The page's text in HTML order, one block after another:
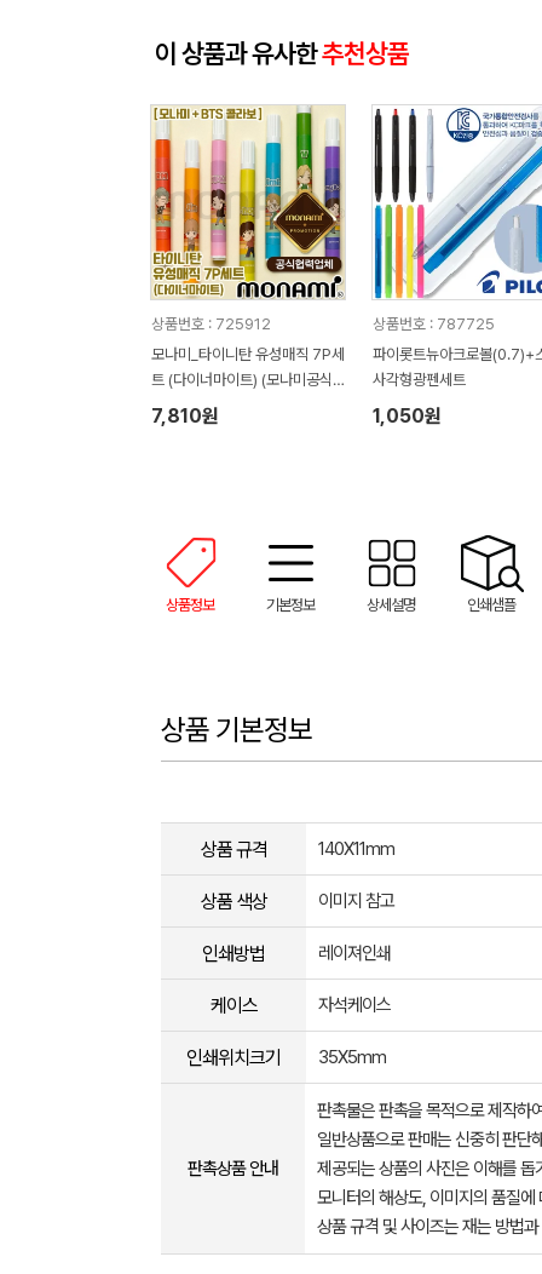
이 상품과 유사한추천상품
상품번호 : 725912
모나미_타이니탄 유성매직 7P세
트 (다이너마이트) (모나미공식
협력업체)
7,810원
상품번호 : 787725
파이롯트뉴아크로볼(0.7)+
사각형광펜세트
1,050원
상품정보 기본정보 상세설명 인쇄샘플
상품 기본정보
상품 규격 140X11mm
상품 색상 이미지 참고
인쇄방법 레이져인쇄
케이스 자석케이스
인쇄위치크기 35X5mm
판촉상품 안내
판촉물은 판촉을 목적으로 제작하
일반상품으로 판매는 신중히 판단
제공되는 상품의 사진은 이해를
모니터의 해상도, 이미지의 품질
상품 규격 및 사이즈는 재는 방법